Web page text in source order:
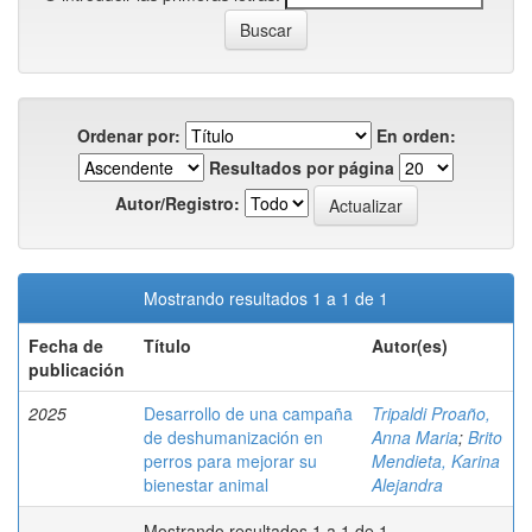
Ordenar por:
En orden:
Resultados por página
Autor/Registro:
Mostrando resultados 1 a 1 de 1
Fecha de
publicación
Título Autor(es)
2025
Desarrollo de una campaña
de deshumanización en
perros para mejorar su
bienestar animal
Tripaldi Proaño,
Anna Maria; Brito
Mendieta, Karina
Alejandra